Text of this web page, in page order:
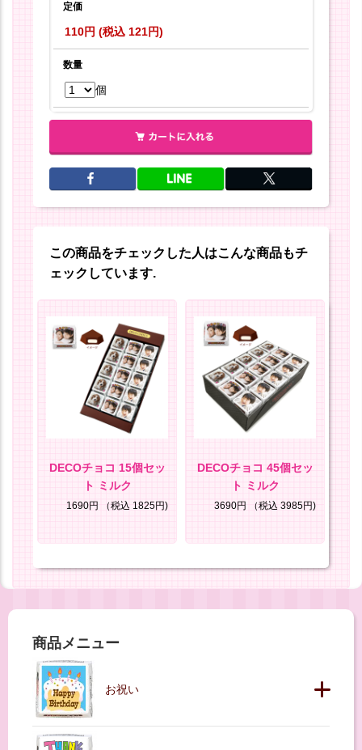
定価
110円 (税込 121円)
数量
個
この商品をチェックした人はこんな商品もチ
ェックしています.
DECOチョコ 15個セッ
ト ミルク
1690円 （税込 1825円)
DECOチョコ 45個セッ
ト ミルク
3690円 （税込 3985円)
商品メニュー
お祝い